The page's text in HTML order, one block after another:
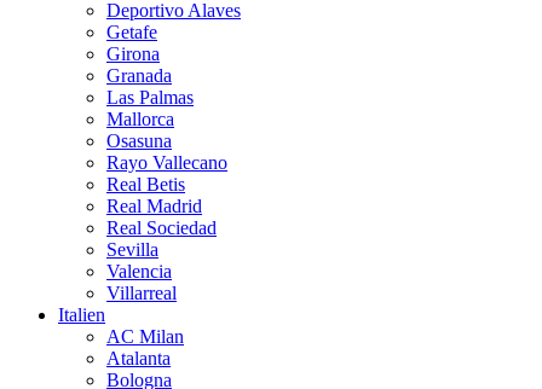
Deportivo Alaves
Getafe
Girona
Granada
Las Palmas
Mallorca
Osasuna
Rayo Vallecano
Real Betis
Real Madrid
Real Sociedad
Sevilla
Valencia
Villarreal
Italien
AC Milan
Atalanta
Bologna